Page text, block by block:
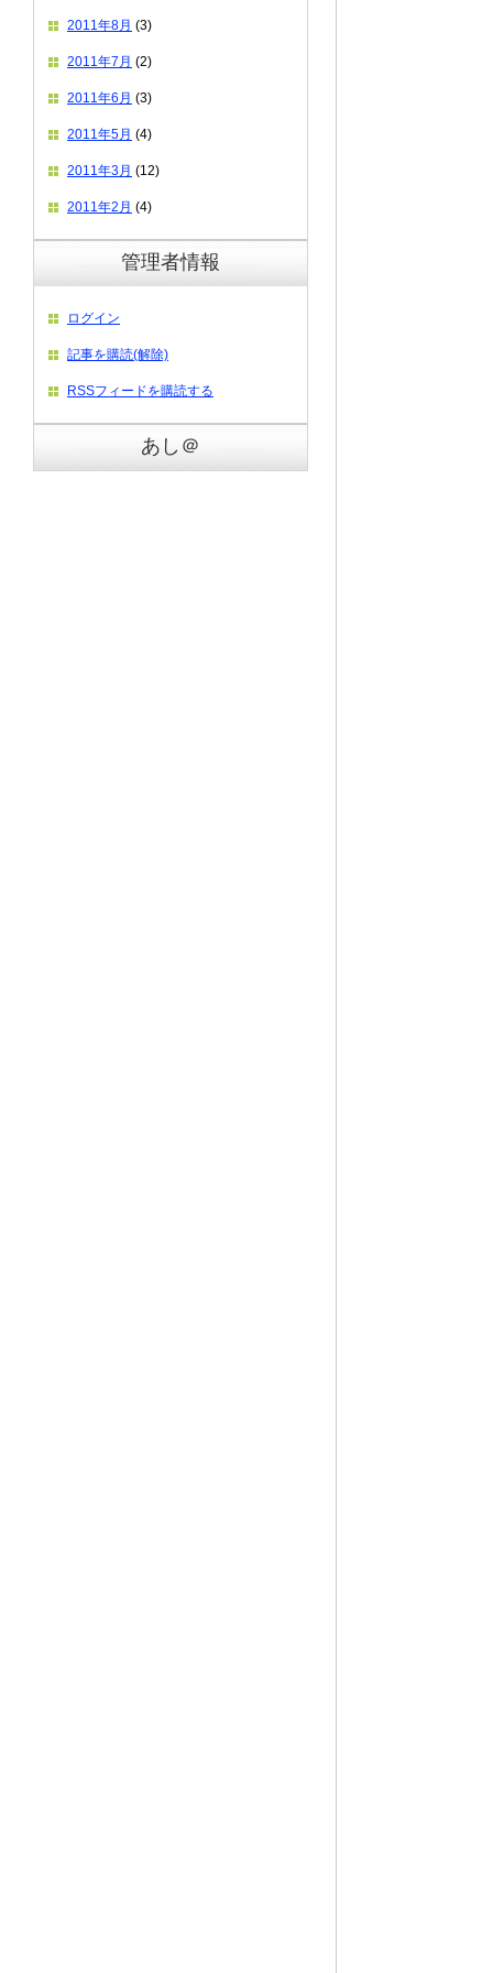
2011年8月 (3)
2011年7月 (2)
2011年6月 (3)
2011年5月 (4)
2011年3月 (12)
2011年2月 (4)
管理者情報
ログイン
記事を購読(解除)
RSSフィードを購読する
あし＠